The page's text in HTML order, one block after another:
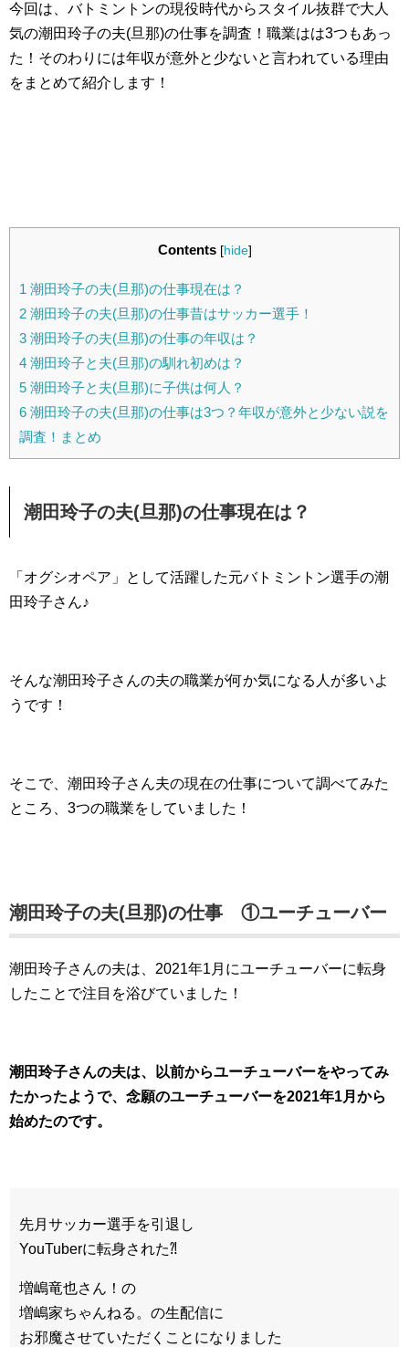
今回は、バトミントンの現役時代からスタイル抜群で大人
気の潮田玲子の夫(旦那)の仕事を調査！職業はは3つもあっ
た！そのわりには年収が意外と少ないと言われている理由
をまとめて紹介します！
Contents [hide]
1 潮田玲子の夫(旦那)の仕事現在は？
2 潮田玲子の夫(旦那)の仕事昔はサッカー選手！
3 潮田玲子の夫(旦那)の仕事の年収は？
4 潮田玲子と夫(旦那)の馴れ初めは？
5 潮田玲子と夫(旦那)に子供は何人？
6 潮田玲子の夫(旦那)の仕事は3つ？年収が意外と少ない説を
調査！まとめ
潮田玲子の夫(旦那)の仕事現在は？
「オグシオペア」として活躍した元バトミントン選手の潮
田玲子さん♪
そんな潮田玲子さんの夫の職業が何か気になる人が多いよ
うです！
そこで、潮田玲子さん夫の現在の仕事について調べてみた
ところ、3つの職業をしていました！
潮田玲子の夫(旦那)の仕事 ①ユーチューバー
潮田玲子さんの夫は、2021年1月にユーチューバーに転身
したことで注目を浴びていました！
潮田玲子さんの夫は、以前からユーチューバーをやってみ
たかったようで、念願のユーチューバーを2021年1月から
始めたのです。
先月サッカー選手を引退し
YouTuberに転身された⁈
増嶋竜也さん！の
増嶋家ちゃんねる。の生配信に
お邪魔させていただくことになりました